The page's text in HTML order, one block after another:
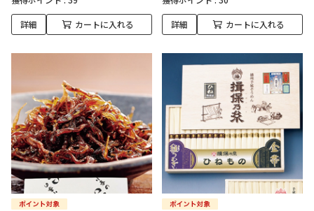
詳細 カートに入れる 詳細 カートに入れる